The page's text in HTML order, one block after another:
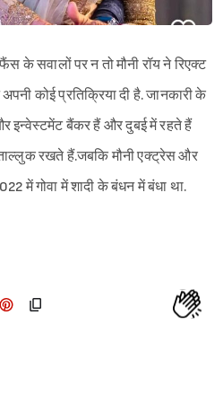
के सवालों पर न तो मौनी रॉय ने रिएक्ट
कोई प्रतिक्रिया दी है. जानकारी के
इन्वेस्टमेंट बैंकर हैं और दुबई में रहते हैं
रखते हैं.जबकि मौनी एक्ट्रेस और
में गोवा में शादी के बंधन में बंधा था.